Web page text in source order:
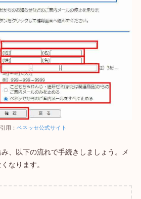
用： ベネッセ公式サイト
み、以下の流れで手続きしましょう。メ
なります。